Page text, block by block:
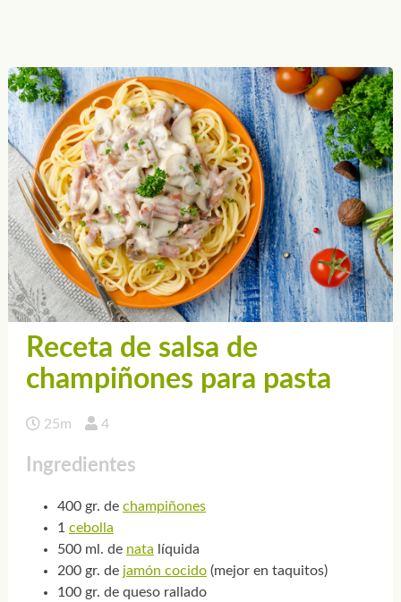
Receta de salsa de
champiñones para pasta
25m 4
Ingredientes
400 gr. de champiñones
1 cebolla
500 ml. de nata líquida
200 gr. de jamón cocido(mejor en taquitos)
100 gr. de queso rallado